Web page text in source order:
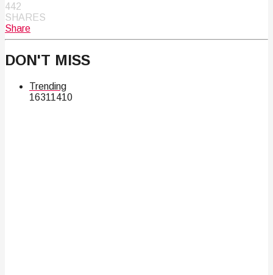
442
SHARES
Share
DON'T MISS
Trending
16311410